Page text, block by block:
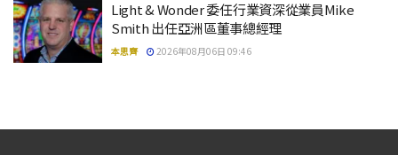
Light & Wonder 委任行業資深從業員Mike
Smith 出任亞洲區董事總經理
本思齊 2026年08月06日 09:46